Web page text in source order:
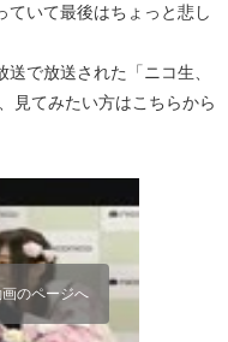
ていて最後はちょっと悲し
で放送された「ニコ生、
見てみたい方はこちらから
のページへ